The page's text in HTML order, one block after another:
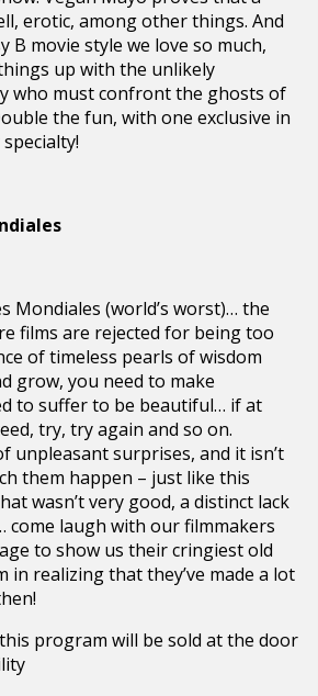
erotic, among other things. And
B movie style we love so much,
up with the unlikely
who must confront the ghosts of
the fun, with one exclusive in
Mondiales (world’s worst)… the
films are rejected for being too
of timeless pearls of wisdom
grow, you need to make
to suffer to be beautiful… if at
try, try again and so on.
unpleasant surprises, and it isn’t
them happen – just like this
wasn’t very good, a distinct lack
come laugh with our filmmakers
to show us their cringiest old
in realizing that they’ve made a lot
program will be sold at the door